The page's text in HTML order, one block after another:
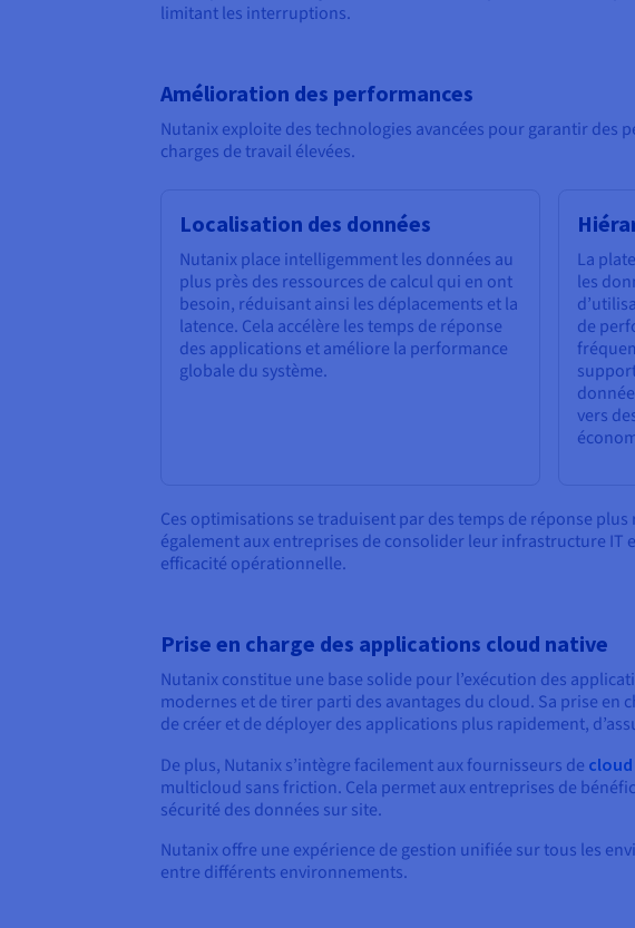
limitant les interruptions.
Amélioration des performances
Nutanix exploite des technologies avancées pour garantir
charges de travail élevées.
Localisation des données
Nutanix place intelligemment les données au
plus près des ressources de calcul qui en ont
besoin, réduisant ainsi les déplacements et la
latence. Cela accélère les temps de réponse
des applications et améliore la performance
globale du système.
La
les
de
vers
Ces optimisations se traduisent par des temps de réponse
également aux entreprises de consolider leur infrastructure
efficacité opérationnelle.
Prise en charge des applications cloud native
Nutanix constitue une base solide pour l’exécution des
modernes et de tirer parti des avantages du cloud. Sa prise
de créer et de déployer des applications plus rapidement,
De plus, Nutanix s’intègre facilement aux fournisseurs de
multicloud sans friction. Cela permet aux entreprises de
sécurité des données sur site.
Nutanix offre une expérience de gestion unifiée sur tous les
entre différents environnements.